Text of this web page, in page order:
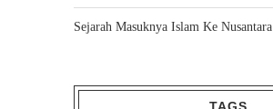
Sejarah Masuknya Islam Ke Nusantara